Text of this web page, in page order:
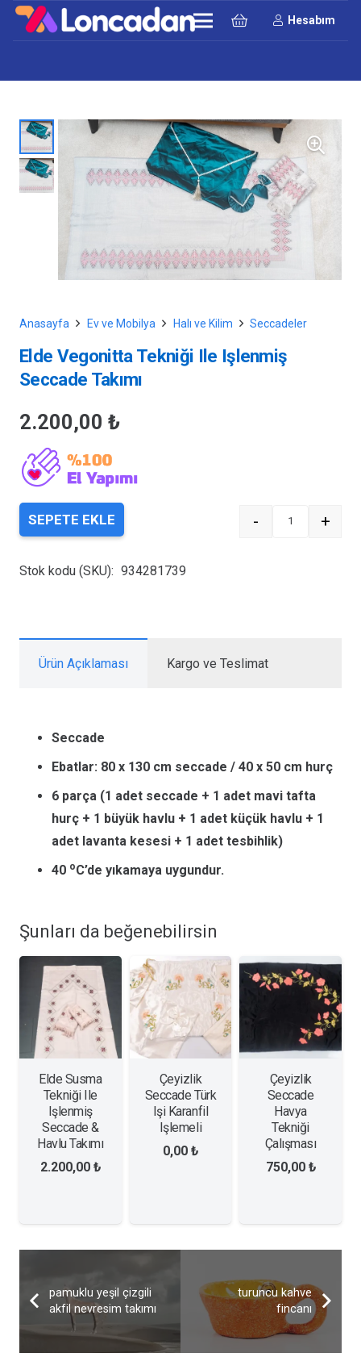
Hesabım
Anasayfa Ev ve Mobilya Halı ve Kilim Seccadeler
Elde Vegonitta Tekniği Ile Işlenmiş
Seccade Takımı
2.200,00 ₺
- +
SEPETE EKLE
Stok kodu (SKU): 934281739
Ürün Açıklaması Kargo ve Teslimat
Seccade
Ebatlar: 80 x 130 cm seccade / 40 x 50 cm hurç
6 parça (1 adet seccade + 1 adet mavi tafta
hurç + 1 büyük havlu + 1 adet küçük havlu + 1
adet lavanta kesesi + 1 adet tesbihlik)
40 oC’de yıkamaya uygundur.
Şunları da beğenebilirsin
Elde Susma
Tekniği Ile
Işlenmiş
Seccade &
Havlu Takımı
2.200,00 ₺
Çeyizlik
Seccade Türk
Işi Karanfil
Işlemeli
0,00 ₺
Çeyizlik
Seccade
Havya
Tekniği
Çalışması
750,00 ₺
pamuklu yeşil çizgili
akfil nevresim takımı
turuncu kahve
fincanı